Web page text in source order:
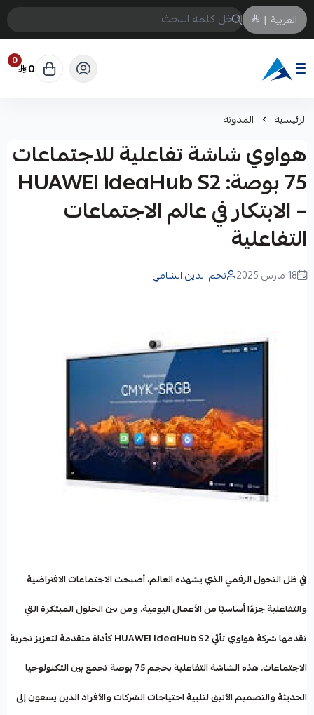
العربية |
Arabtechksa
0 0
الرئيسية المدونة
هواوي شاشة تفاعلية للاجتماعات
75 بوصة: HUAWEI IdeaHub S2
– الابتكار في عالم الاجتماعات
التفاعلية
18 مارس 2025 نجم الدين الشامي
في ظل التحول الرقمي الذي يشهده العالم، أصبحت الاجتماعات الافتراضية
والتفاعلية جزءًا أساسيًا من الأعمال اليومية. ومن بين الحلول المبتكرة التي
تقدمها شركةهواويتأتيHUAWEI IdeaHub S2كأداة متقدمة لتعزيز تجربة
الاجتماعات. هذه الشاشة التفاعلية بحجم75 بوصة
تجمع بين التكنولوجيا
الحديثة والتصميم الأنيق لتلبية احتياجات الشركات والأفراد الذين يسعون إلى